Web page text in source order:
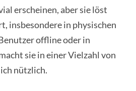
erscheinen, aber sie löst
insbesondere in physischen
offline oder in
sie in einer Vielzahl von
nützlich.